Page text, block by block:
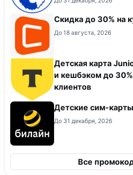
Скидка до 30% на
До 18 августа, 2026
Детская карта
и кешбэком до
клиентов
Детские сим-карты
До 31 декабря, 2026
Все